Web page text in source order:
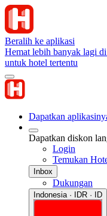
Beralih ke aplikasi
Hemat lebih banyak lagi
untuk hotel tertentu
Dapatkan
Dapatkan diskon
Login
Temukan
Inbox
Dukungan
Indonesia · IDR · ID